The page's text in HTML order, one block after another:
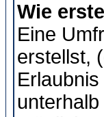
Wie
Eine
erstellst,